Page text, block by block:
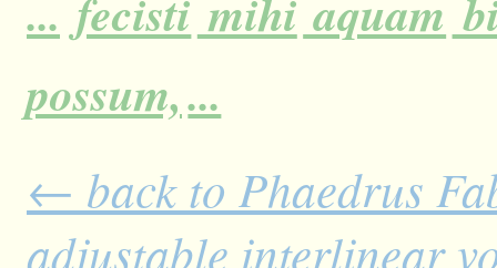
... fecisti mihi aquam
possum,...
← back to Phaedrus
adjustable interlinear